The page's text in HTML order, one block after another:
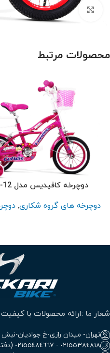
درباره برند اورلرد (OVERLORD)
سایز 29
سایز 27.5
سایز 26
پر بازدید ترین
سایز 24
سایز 12
بزرگنمایی تصویر
محصولات مرتبط
دوچرخه کافیدیس مدل C12-001-12
دوچرخه های گروه شکاری,
شعار ما :ارائه محصولات با
تهران- میدان رازی-خ جوادیان-
٠٢١٥٥٣٨٤٨١٨ - ٠٢١٥٥٤٨٤٦٦٧ (دفتر مرکزی)